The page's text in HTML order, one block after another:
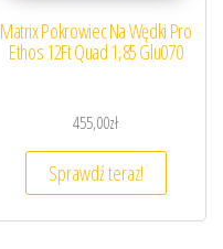
Matrix Pokrowiec Na Wędki Pro
Ethos 12Ft Quad 1,85 Glu070
455,00zł
Sprawdź teraz!